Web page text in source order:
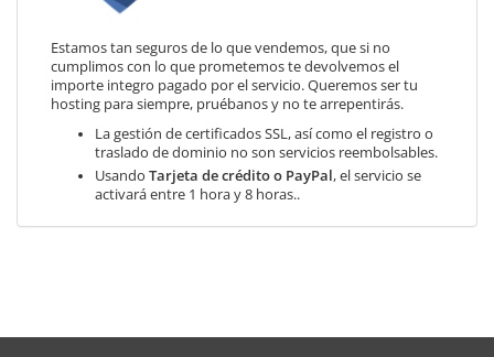
Estamos tan seguros de lo que vendemos, que si no
cumplimos con lo que prometemos te devolvemos el
importe integro pagado por el servicio. Queremos ser tu
hosting para siempre, pruébanos y no te arrepentirás.
La gestión de certificados SSL, así como el registro o
traslado de dominio no son servicios reembolsables.
Usando Tarjeta de crédito o PayPal, el servicio se
activará entre 1 hora y 8 horas..